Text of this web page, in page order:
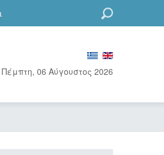
Πέμπτη, 06 Αύγουστος 2026